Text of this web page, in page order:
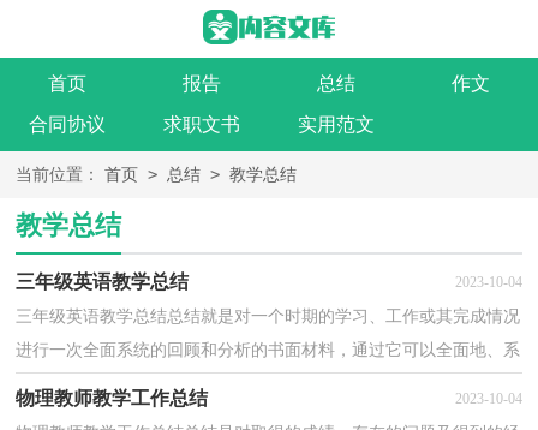
首页 报告 总结
作文
合同协议
求职文书 实用范文
当前位置： 首页 > 总结 > 教学总结
教学总结
三年级英语教学总结 2023-10-04
三年级英语教学总结总结就是对一个时期的学习、工作或其完成情况
进行一次全面系统的回顾和分析的书面材料，通过它可以全面地、系
物理教师教学工作总结 2023-10-04